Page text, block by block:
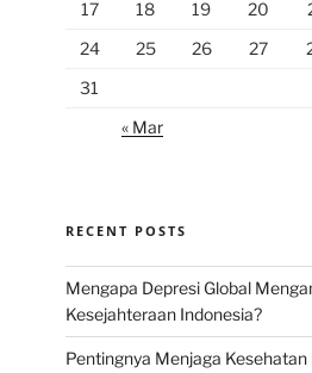
17
18 19 20
24
25 26 27
31
« Mar
RECENT POSTS
Mengapa Depresi Global
Kesejahteraan Indonesia?
Pentingnya Menjaga